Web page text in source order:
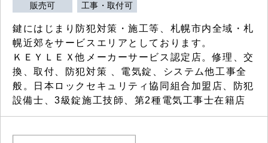
販売可 工事・取付可
鍵にはじまり防犯対策・施工等、札幌市内全域・札
幌近郊をサービスエリアとしております。
ＫＥＹＬＥＸ他メーカーサービス認定店。修理、交
換、取付、防犯対策 、電気錠、システム他工事全
般。日本ロックセキュリティ協同組合加盟店、防犯
設備士、3級錠施工技師、第2種電気工事士在籍店